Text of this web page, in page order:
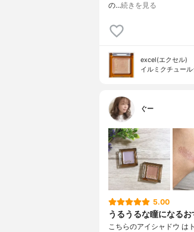
の…続きを見る
excel(エクセル)
イルミクチュー
ぐー
5.00
うるうるな瞳になる
こちらのアイシャドウ は